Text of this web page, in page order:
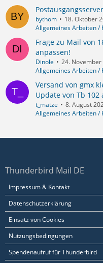
bythom
18. Oktober
Allgemeines Arbeiten /
Frage zu Mail von
anpassen!
Dinole
24.
Allgemeines Arbeiten /
Versand von gmx
Update von Tb 102
t_matze
8. August
Allgemeines Arbeiten /
Thunderbird Mail DE
Impressum & Kontakt
Datenschutzerklärung
Einsatz von Cookies
Nutzungsbedingungen
Spendenaufruf für Thunderbird